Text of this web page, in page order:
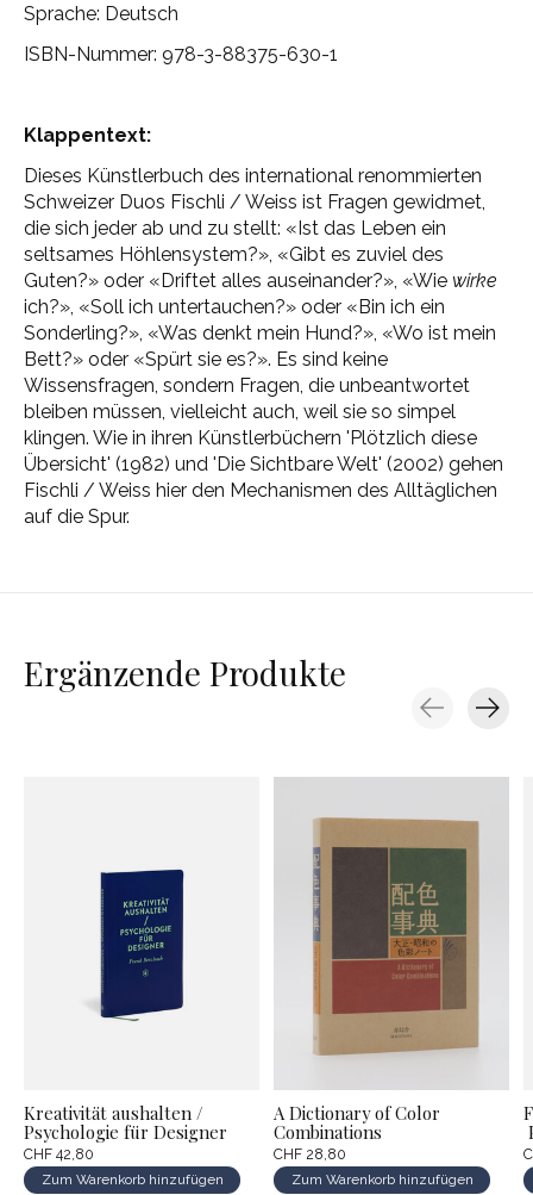
Sprache: Deutsch
ISBN-Nummer: 978-3-88375-630-1
Klappentext:
Dieses Künstlerbuch des international renommierten
Schweizer Duos Fischli / Weiss ist Fragen gewidmet,
die sich jeder ab und zu stellt: «Ist das Leben ein
seltsames Höhlensystem?», «Gibt es zuviel des
Guten?» oder «Driftet alles auseinander?», «Wie wirke
ich?», «Soll ich untertauchen?» oder «Bin ich ein
Sonderling?», «Was denkt mein Hund?», «Wo ist mein
Bett?» oder «Spürt sie es?». Es sind keine
Wissensfragen, sondern Fragen, die unbeantwortet
bleiben müssen, vielleicht auch, weil sie so simpel
klingen. Wie in ihren Künstlerbüchern 'Plötzlich diese
Übersicht' (1982) und 'Die Sichtbare Welt' (2002) gehen
Fischli / Weiss hier den Mechanismen des Alltäglichen
auf die Spur.
Ergänzende Produkte
Kreativität aushalten /
Psychologie für Designer
CHF 42,80
Zum Warenkorb hinzufügen
A Dictionary of Color
Combinations
CHF 28,80
Zum Warenkorb hinzufügen